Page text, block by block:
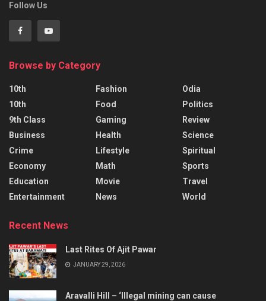
Follow Us
Browse by Category
10th
10th
9th Class
Business
Crime
Economy
Education
Entertainment
Fashion
Food
Gaming
Health
Lifestyle
Math
Movie
News
Odia
Politics
Review
Science
Spiritual
Sports
Travel
World
Recent News
Last Rites Of Ajit Pawar
JANUARY 29, 2026
Aravalli Hill – ‘Illegal mining can cause